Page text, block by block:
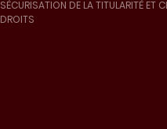
SÉCURISATION DE LA TITULARITÉ ET
DROITS